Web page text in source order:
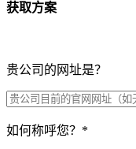
获取方案
贵公司的网址是？
如何称呼您？ *